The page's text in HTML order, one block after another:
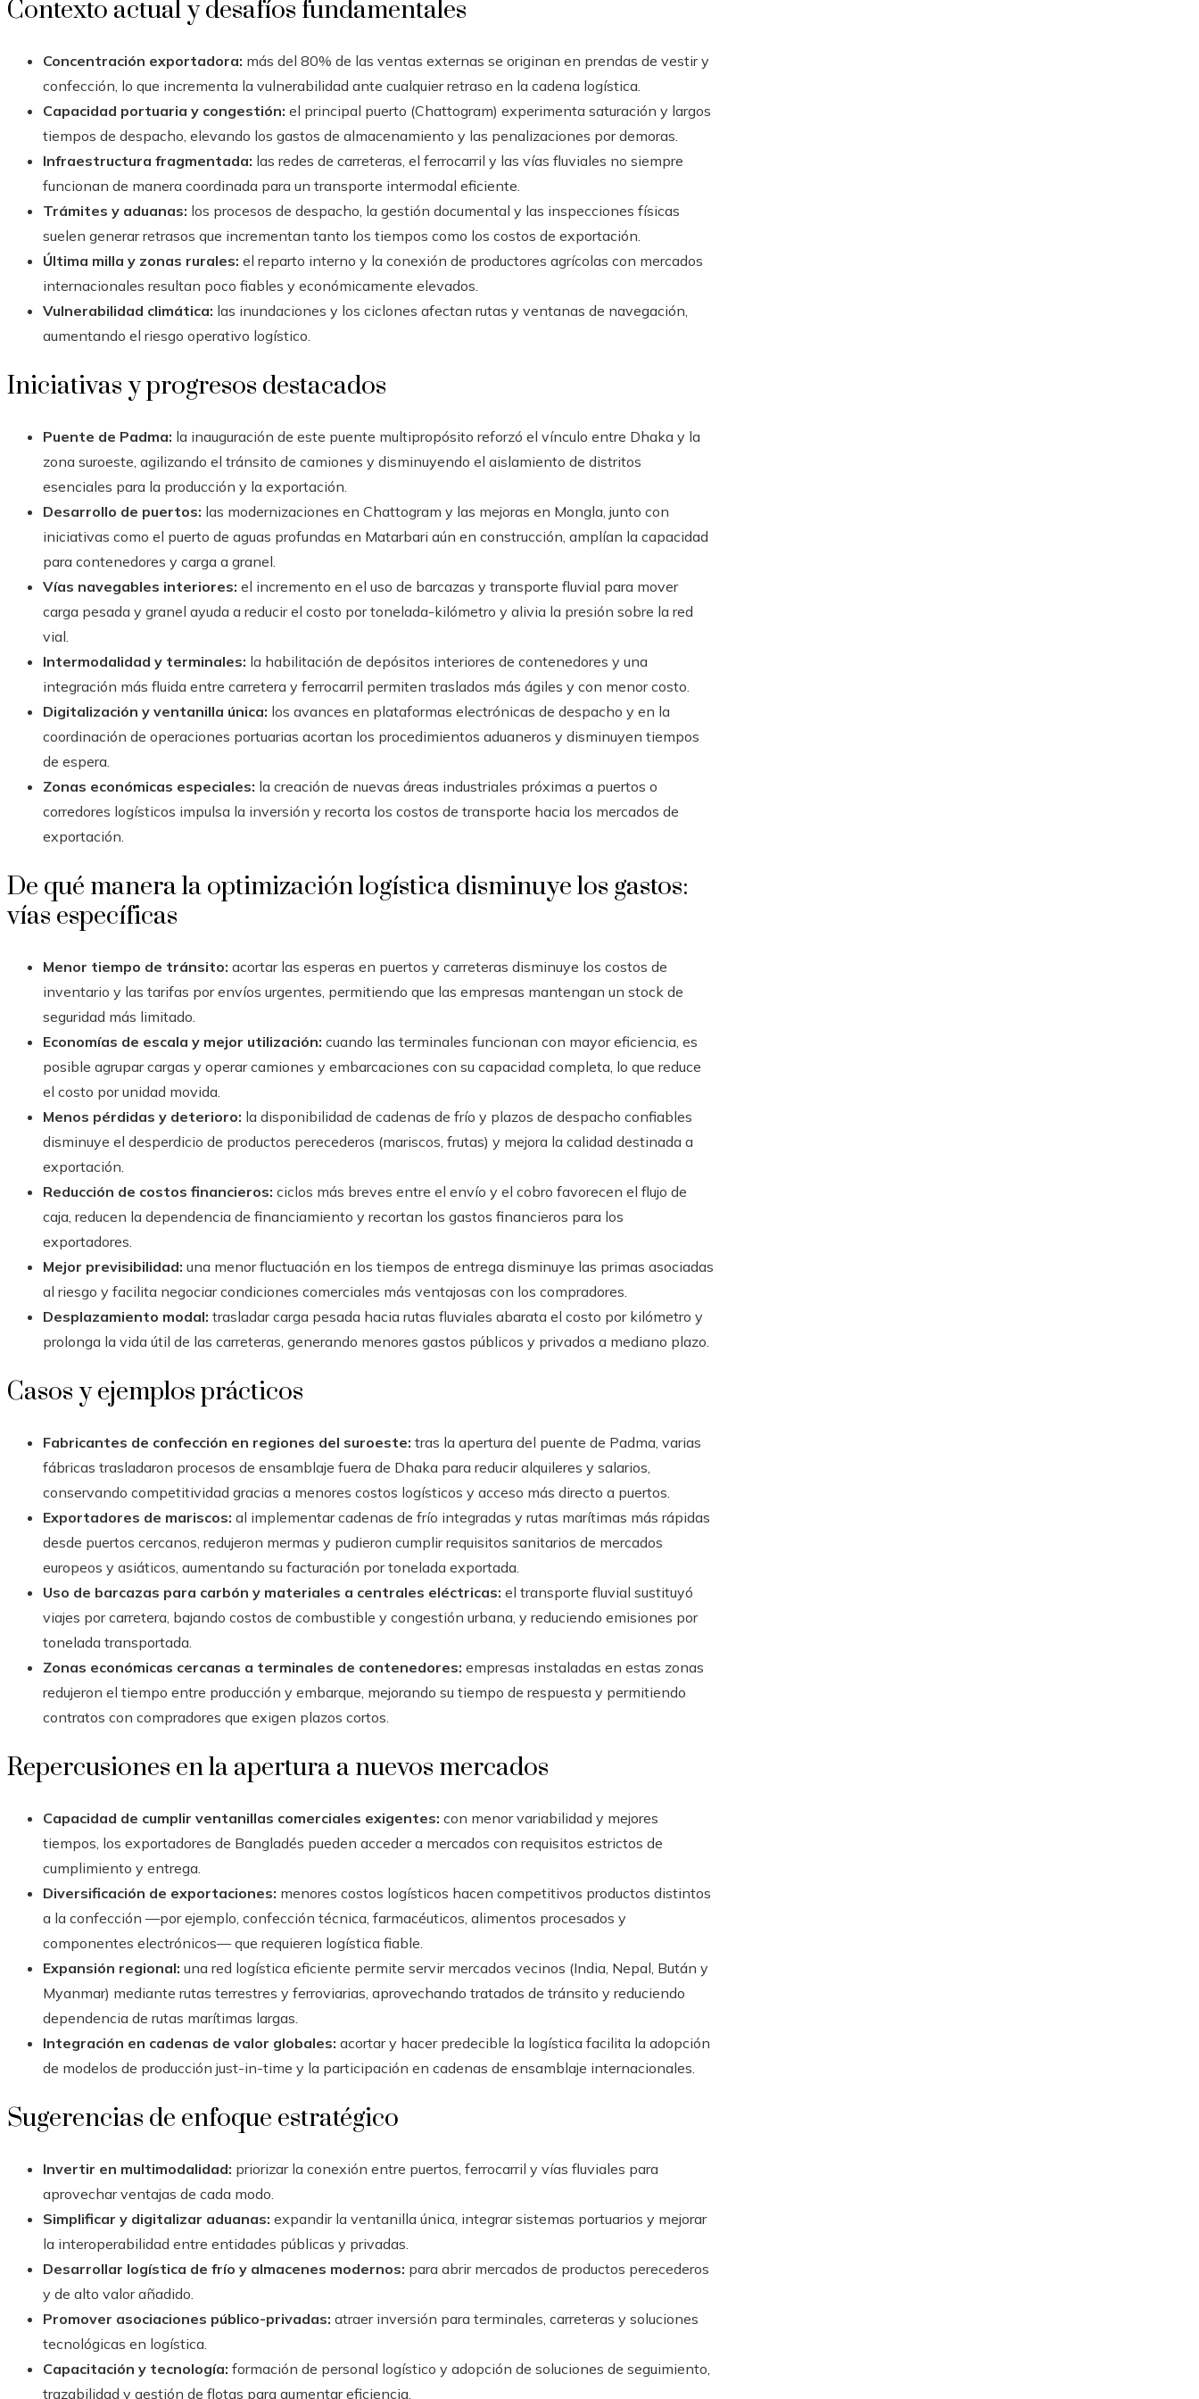
Contexto actual y desafíos fundamentales
Concentración exportadora: más del 80% de las ventas externas se originan en prendas de vestir y
confección, lo que incrementa la vulnerabilidad ante cualquier retraso en la cadena logística.
Capacidad portuaria y congestión: el principal puerto (Chattogram) experimenta saturación y largos
tiempos de despacho, elevando los gastos de almacenamiento y las penalizaciones por demoras.
Infraestructura fragmentada: las redes de carreteras, el ferrocarril y las vías fluviales no siempre
funcionan de manera coordinada para un transporte intermodal eficiente.
Trámites y aduanas: los procesos de despacho, la gestión documental y las inspecciones físicas
suelen generar retrasos que incrementan tanto los tiempos como los costos de exportación.
Última milla y zonas rurales: el reparto interno y la conexión de productores agrícolas con mercados
internacionales resultan poco fiables y económicamente elevados.
Vulnerabilidad climática: las inundaciones y los ciclones afectan rutas y ventanas de navegación,
aumentando el riesgo operativo logístico.
Iniciativas y progresos destacados
Puente de Padma: la inauguración de este puente multipropósito reforzó el vínculo entre Dhaka y la
zona suroeste, agilizando el tránsito de camiones y disminuyendo el aislamiento de distritos
esenciales para la producción y la exportación.
Desarrollo de puertos: las modernizaciones en Chattogram y las mejoras en Mongla, junto con
iniciativas como el puerto de aguas profundas en Matarbari aún en construcción, amplían la capacidad
para contenedores y carga a granel.
Vías navegables interiores: el incremento en el uso de barcazas y transporte fluvial para mover
carga pesada y granel ayuda a reducir el costo por tonelada-kilómetro y alivia la presión sobre la red
vial.
Intermodalidad y terminales: la habilitación de depósitos interiores de contenedores y una
integración más fluida entre carretera y ferrocarril permiten traslados más ágiles y con menor costo.
Digitalización y ventanilla única: los avances en plataformas electrónicas de despacho y en la
coordinación de operaciones portuarias acortan los procedimientos aduaneros y disminuyen tiempos
de espera.
Zonas económicas especiales: la creación de nuevas áreas industriales próximas a puertos o
corredores logísticos impulsa la inversión y recorta los costos de transporte hacia los mercados de
exportación.
De qué manera la optimización logística disminuye los gastos:
vías específicas
Menor tiempo de tránsito: acortar las esperas en puertos y carreteras disminuye los costos de
inventario y las tarifas por envíos urgentes, permitiendo que las empresas mantengan un stock de
seguridad más limitado.
Economías de escala y mejor utilización: cuando las terminales funcionan con mayor eficiencia, es
posible agrupar cargas y operar camiones y embarcaciones con su capacidad completa, lo que reduce
el costo por unidad movida.
Menos pérdidas y deterioro: la disponibilidad de cadenas de frío y plazos de despacho confiables
disminuye el desperdicio de productos perecederos (mariscos, frutas) y mejora la calidad destinada a
exportación.
Reducción de costos financieros: ciclos más breves entre el envío y el cobro favorecen el flujo de
caja, reducen la dependencia de financiamiento y recortan los gastos financieros para los
exportadores.
Mejor previsibilidad: una menor fluctuación en los tiempos de entrega disminuye las primas asociadas
al riesgo y facilita negociar condiciones comerciales más ventajosas con los compradores.
Desplazamiento modal: trasladar carga pesada hacia rutas fluviales abarata el costo por kilómetro y
prolonga la vida útil de las carreteras, generando menores gastos públicos y privados a mediano plazo.
Casos y ejemplos prácticos
Fabricantes de confección en regiones del suroeste: tras la apertura del puente de Padma, varias
fábricas trasladaron procesos de ensamblaje fuera de Dhaka para reducir alquileres y salarios,
conservando competitividad gracias a menores costos logísticos y acceso más directo a puertos.
Exportadores de mariscos: al implementar cadenas de frío integradas y rutas marítimas más rápidas
desde puertos cercanos, redujeron mermas y pudieron cumplir requisitos sanitarios de mercados
europeos y asiáticos, aumentando su facturación por tonelada exportada.
Uso de barcazas para carbón y materiales a centrales eléctricas: el transporte fluvial sustituyó
viajes por carretera, bajando costos de combustible y congestión urbana, y reduciendo emisiones por
tonelada transportada.
Zonas económicas cercanas a terminales de contenedores: empresas instaladas en estas zonas
redujeron el tiempo entre producción y embarque, mejorando su tiempo de respuesta y permitiendo
contratos con compradores que exigen plazos cortos.
Repercusiones en la apertura a nuevos mercados
Capacidad de cumplir ventanillas comerciales exigentes: con menor variabilidad y mejores
tiempos, los exportadores de Bangladés pueden acceder a mercados con requisitos estrictos de
cumplimiento y entrega.
Diversificación de exportaciones: menores costos logísticos hacen competitivos productos distintos
a la confección —por ejemplo, confección técnica, farmacéuticos, alimentos procesados y
componentes electrónicos— que requieren logística fiable.
Expansión regional: una red logística eficiente permite servir mercados vecinos (India, Nepal, Bután y
Myanmar) mediante rutas terrestres y ferroviarias, aprovechando tratados de tránsito y reduciendo
dependencia de rutas marítimas largas.
Integración en cadenas de valor globales: acortar y hacer predecible la logística facilita la adopción
de modelos de producción just-in-time y la participación en cadenas de ensamblaje internacionales.
Sugerencias de enfoque estratégico
Invertir en multimodalidad: priorizar la conexión entre puertos, ferrocarril y vías fluviales para
aprovechar ventajas de cada modo.
Simplificar y digitalizar aduanas: expandir la ventanilla única, integrar sistemas portuarios y mejorar
la interoperabilidad entre entidades públicas y privadas.
Desarrollar logística de frío y almacenes modernos: para abrir mercados de productos perecederos
y de alto valor añadido.
Promover asociaciones público-privadas: atraer inversión para terminales, carreteras y soluciones
tecnológicas en logística.
Capacitación y tecnología: formación de personal logístico y adopción de soluciones de seguimiento,
trazabilidad y gestión de flotas para aumentar eficiencia.